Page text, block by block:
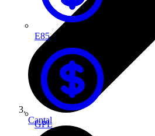
E85
GPL
Cantal